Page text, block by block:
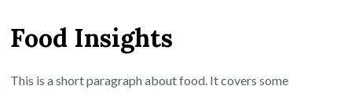
Food Insights
This is a short paragraph about food. It covers some